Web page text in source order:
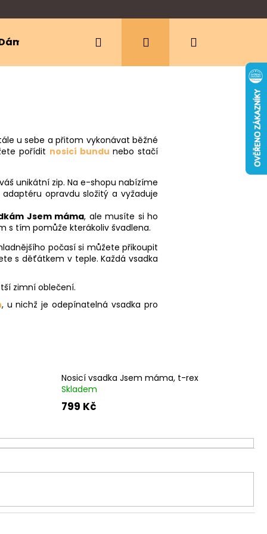
oblečení Ergonomická nosítka
Hledat PřihlášeníNákupní
u sebe a přitom vykonávat běžné
pořídit nosicí bundu nebo stačí
unikátní zip. Na e-shopu nabízíme
opravdu složitý a vyžaduje
Jsem máma, ale musíte si ho
s tím pomůže kterákoliv švadlena.
počasí si můžete přikoupit
s děťátkem v teple. Každá vsadka
zimní oblečení.
, u nichž je odepínatelná vsadka pro
Nosicí vsadka Jsem máma, t-rex
Skladem
799 Kč